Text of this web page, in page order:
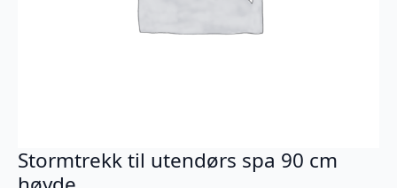
Stormtrekk til utendørs spa 90 cm